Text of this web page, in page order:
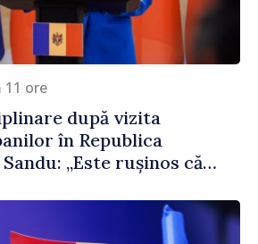
11 ore
după vizita
în Republica
„Este rușinos că